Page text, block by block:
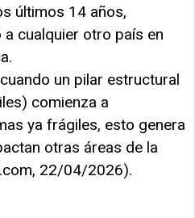
últimos 14 años,
cualquier otro país en
un pilar estructural
comienza a
ya frágiles, esto genera
otras áreas de la
22/04/2026).